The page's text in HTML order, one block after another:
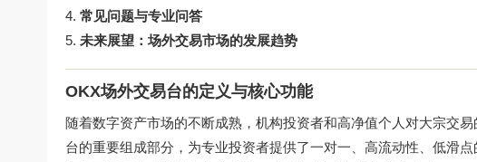
常见问题与专业问答
未来展望：场外交易市场的发展趋势
OKX场外交易台的定义与核心功能
随着数字资产市场的不断成熟，机构投资者和高净值个人对大宗交
台的重要组成部分，为专业投资者提供了一对一、高流动性、低滑